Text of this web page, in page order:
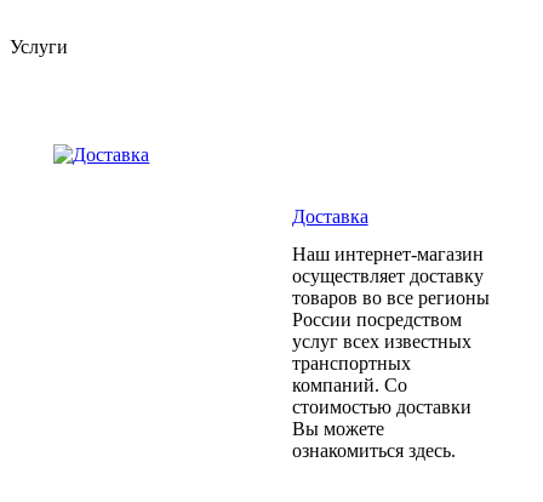
Услуги
Доставка
Наш интернет-магазин
осуществляет доставку
товаров во все регионы
России посредством
услуг всех известных
транспортных
компаний. Со
стоимостью доставки
Вы можете
ознакомиться здесь.